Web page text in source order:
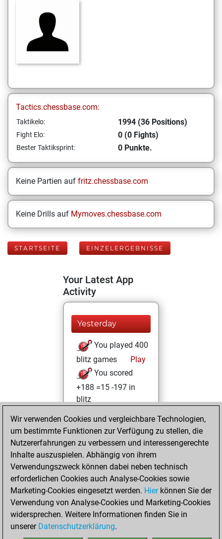
Tactics.chessbase.com:
Taktikelo: 1994 (36 Positions)
Fight Elo: 0 (0 Fights)
Bester Taktiksprint: 0 Punkte.
Keine Partien auf fritz.chessbase.com
Keine Drills auf Mymoves.chessbase.com
STARTSEITE EINZELERGEBNISSE
Your Latest App
Activity
Yesterday
You played 400
blitz games
Play
You scored
+188 =15 -197 in
blitz
Samstag, April 18,
2026
You totalled 36
tactics positions
Tactics
You
solved 36 tactics
positions
You achieved
Wir verwenden Cookies und vergleichbare Technologien,
um bestimmte Funktionen zur Verfügung zu stellen, die
Nutzererfahrungen zu verbessern und interessengerechte
Inhalte auszuspielen. Abhängig von ihrem
Verwendungszweck können dabei neben technisch
erforderlichen Cookies auch Analyse-Cookies sowie
Marketing-Cookies eingesetzt werden. Hierkönnen Sie der
Verwendung von Analyse-Cookies und Marketing-Cookies
widersprechen. Weitere Informationen finden Sie in
unserer Datenschutzerklärung.